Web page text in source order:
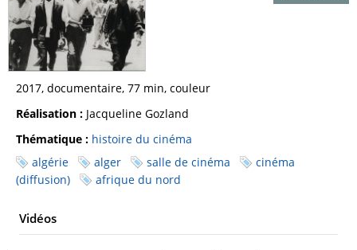
2017, documentaire, 77 min, couleur
Réalisation : Jacqueline Gozland
Thématique : histoire du cinéma
algérie
alger salle de cinéma
cinéma
(diffusion)
afrique du nord
Vidéos